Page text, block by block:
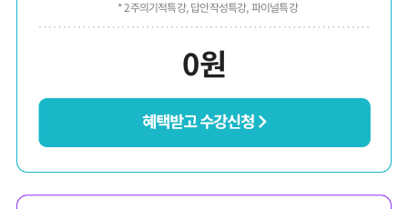
* 2주의기적특강, 답안작성특강, 파이널특강
0원